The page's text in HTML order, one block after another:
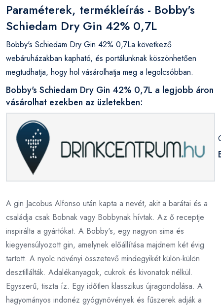
Paraméterek, termékleírás - Bobby's
Schiedam Dry Gin 42% 0,7L
Bobby's Schiedam Dry Gin 42% 0,7La következő
webáruházakban kapható, és portálunknak köszönhetően
megtudhatja, hogy hol vásárolhatja meg a legolcsóbban.
Bobby's Schiedam Dry Gin 42% 0,7L a legjobb áron
vásárolhat ezekben az üzletekben:
A gin Jacobus Alfonso után kapta a nevét, akit a barátai és a
családja csak Bobnak vagy Bobbynak hívtak. Az ő receptje
inspirálta a gyártókat. A Bobby's, egy nagyon sima és
kiegyensúlyozott gin, amelynek előállítása majdnem két évig
tartott. A nyolc növényi összetevő mindegyikét külön-külön
desztillálták. Adalékanyagok, cukrok és kivonatok nélkül.
Egyszerű, tiszta íz. Egy időtlen klasszikus újragondolása. A
hagyományos indonéz gyógynövények és fűszerek adják a